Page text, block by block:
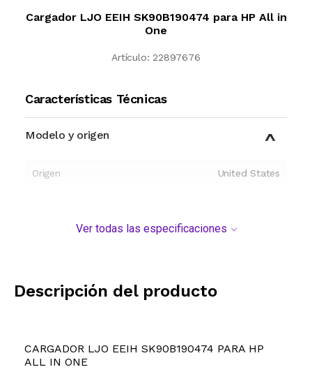
Cargador LJO EEIH SK90B190474 para HP All in
One
Artículo: 22897676
Características Técnicas
Modelo y origen
Origen United States
Ver todas las especificaciones
Descripción del producto
CARGADOR LJO EEIH SK90B190474 PARA HP
ALL IN ONE